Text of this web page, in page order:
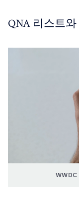
QNA 리스트
WWDC